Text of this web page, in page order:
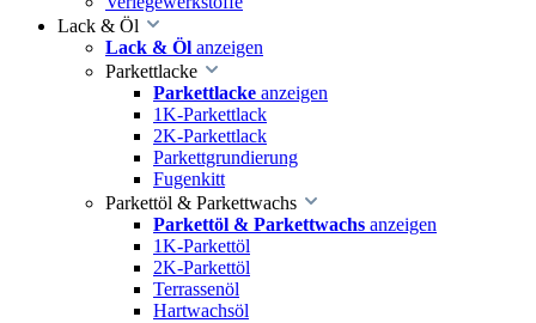
Lack & Öl
Lack & Öl anzeigen
Parkettlacke
Parkettlacke anzeigen
1K-Parkettlack
2K-Parkettlack
Parkettgrundierung
Fugenkitt
Parkettöl & Parkettwachs
Parkettöl & Parkettwachs anzeigen
1K-Parkettöl
2K-Parkettöl
Terrassenöl
Hartwachsöl